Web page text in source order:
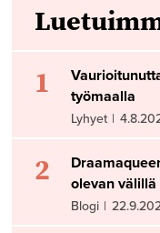
1
työmaalla
Lyhyet |
2
olevan välillä
Blogi |